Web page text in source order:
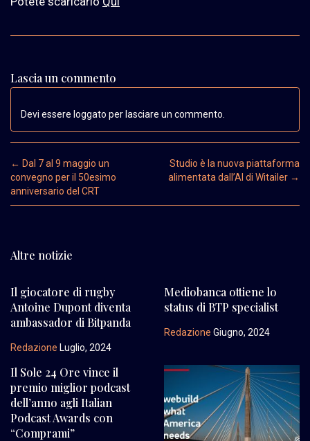
Lascia un commento
Devi essere loggato per lasciare un commento.
Post navigation
← Dal 7 al 9 maggio un
convegno per il 50esimo
anniversario del CRT
Studio è la nuova piattaforma
alimentata dall’AI di Witailer →
Altre notizie
Il giocatore di rugby
Antoine Dupont diventa
ambassador di Bitpanda
Redazione Luglio, 2024
Mediobanca ottiene lo
status di BTP specialist
Redazione Giugno, 2024
Il Sole 24 Ore vince il
premio miglior podcast
dell’anno agli Italian
Podcast Awards con
“Comprami”